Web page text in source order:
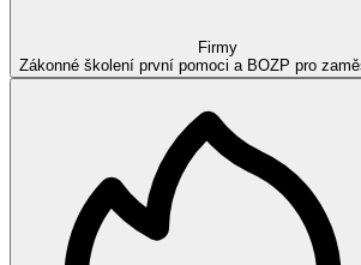
Firmy
Zákonné školení první pomoci a BOZP pro